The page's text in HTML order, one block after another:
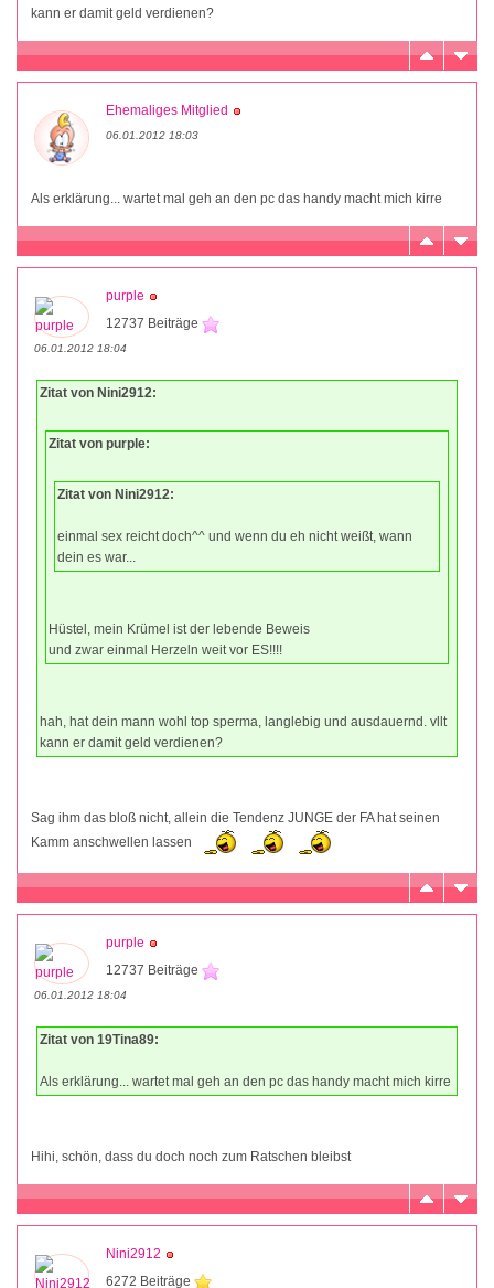
kann er damit geld verdienen?
Ehemaliges Mitglied
06.01.2012 18:03
Als erklärung... wartet mal geh an den pc das handy macht mich kirre
purple
12737 Beiträge
06.01.2012 18:04
Zitat von Nini2912:
Zitat von purple:
Zitat von Nini2912:
einmal sex reicht doch^^ und wenn du eh nicht weißt, wann
dein es war...
Hüstel, mein Krümel ist der lebende Beweis
und zwar einmal Herzeln weit vor ES!!!!
hah, hat dein mann wohl top sperma, langlebig und ausdauernd. vllt
kann er damit geld verdienen?
Sag ihm das bloß nicht, allein die Tendenz JUNGE der FA hat seinen
Kamm anschwellen lassen
purple
12737 Beiträge
06.01.2012 18:04
Zitat von 19Tina89:
Als erklärung... wartet mal geh an den pc das handy macht mich kirre
Hihi, schön, dass du doch noch zum Ratschen bleibst
Nini2912
6272 Beiträge